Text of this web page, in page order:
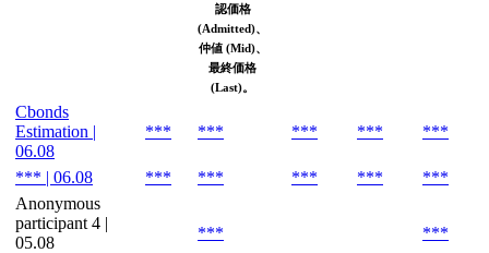
認価格
(Admitted)、
仲値 (Mid)、
最終価格
(Last)。
Cbonds
Estimation |
06.08
*** *** *** *** ***
*** | 06.08 *** *** *** *** ***
Anonymous
participant 4 |
05.08
*** ***